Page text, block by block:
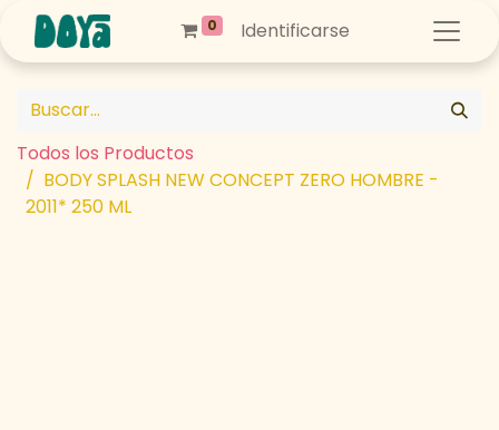
0 Identificarse
Todos los Productos
BODY SPLASH NEW CONCEPT ZERO HOMBRE -
2011* 250 ML